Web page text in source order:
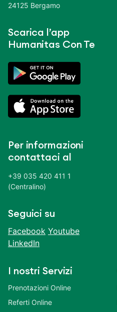
24125 Bergamo
Scarica l’app
Humanitas Con Te
Per informazioni
contattaci al
+39 035 420 411 1
(Centralino)
Seguici su
Facebook Youtube
LinkedIn
I nostri Servizi
Prenotazioni Online
Referti Online